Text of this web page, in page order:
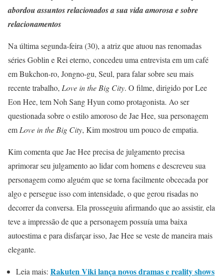
abordou assuntos relacionados a sua vida amorosa e sobre
relacionamentos
Na última segunda-feira (30), a atriz que atuou nas renomadas
séries Goblin e Rei eterno, concedeu uma entrevista em um café
em Bukchon-ro, Jongno-gu, Seul, para falar sobre seu mais
recente trabalho, Love in the Big City. O filme, dirigido por Lee
Eon Hee, tem Noh Sang Hyun como protagonista. Ao ser
questionada sobre o estilo amoroso de Jae Hee, sua personagem
em Love in the Big City, Kim mostrou um pouco de empatia.
Kim comenta que Jae Hee precisa de julgamento precisa
aprimorar seu julgamento ao lidar com homens e descreveu sua
personagem como alguém que se torna facilmente obcecada por
algo e persegue isso com intensidade, o que gerou risadas no
decorrer da conversa. Ela prosseguiu afirmando que ao assistir, ela
teve a impressão de que a personagem possuía uma baixa
autoestima e para disfarçar isso, Jae Hee se veste de maneira mais
elegante.
Leia mais: Rakuten Viki lança novos dramas e reality shows